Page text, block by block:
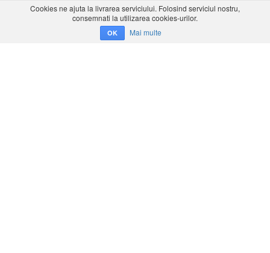
Cookies ne ajuta la livrarea serviciului. Folosind serviciul nostru,
consemnati la utilizarea cookies-urilor.
OK Mai multe